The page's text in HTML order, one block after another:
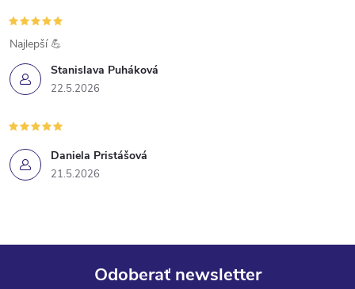
r
v
k
y
v
e
Stanislava Puháková
22.5.2026
Najlepší 💪
Daniela Pristášová
21.5.2026
Odoberať newsletter